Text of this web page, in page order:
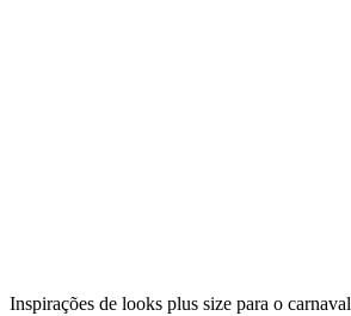
Inspirações de looks plus size para o carnaval